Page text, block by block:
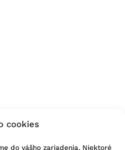
cookies
do vášho zariadenia. Niektoré